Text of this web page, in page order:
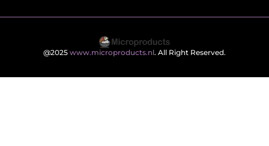
@2025 www.microproducts.nl. All Right Reserved.